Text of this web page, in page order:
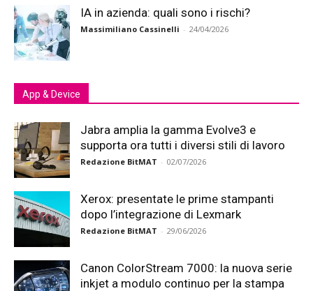
IA in azienda: quali sono i rischi?
Massimiliano Cassinelli - 24/04/2026
App & Device
Jabra amplia la gamma Evolve3 e
supporta ora tutti i diversi stili di lavoro
Redazione BitMAT - 02/07/2026
Xerox: presentate le prime stampanti
dopo l’integrazione di Lexmark
Redazione BitMAT - 29/06/2026
Canon ColorStream 7000: la nuova serie
inkjet a modulo continuo per la stampa